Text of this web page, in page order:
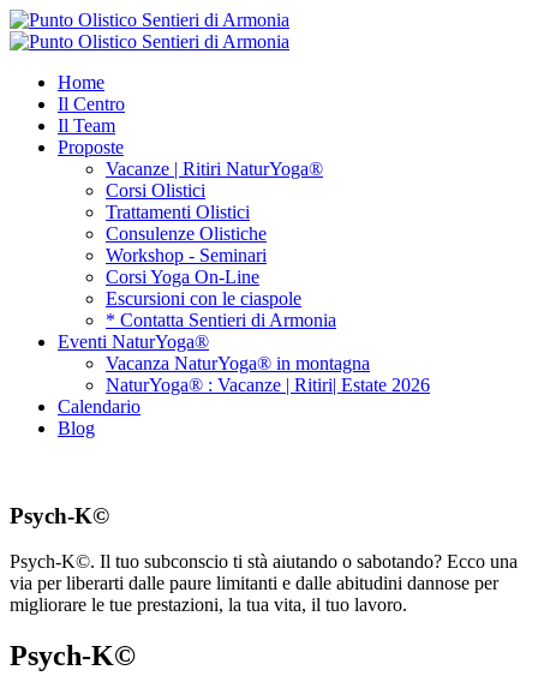
Home
Il Centro
Il Team
Proposte
Vacanze | Ritiri NaturYoga®
Corsi Olistici
Trattamenti Olistici
Consulenze Olistiche
Workshop - Seminari
Corsi Yoga On-Line
Escursioni con le ciaspole
* Contatta Sentieri di Armonia
Eventi NaturYoga®
Vacanza NaturYoga® in montagna
NaturYoga® : Vacanze | Ritiri| Estate 2026
Calendario
Blog
Psych-K©
Psych-K©. Il tuo subconscio ti stà aiutando o sabotando? Ecco una
via per liberarti dalle paure limitanti e dalle abitudini dannose per
migliorare le tue prestazioni, la tua vita, il tuo lavoro.
Psych-K©